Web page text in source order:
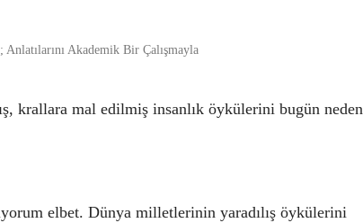
krallara mal edilmiş insanlık öykülerini bugün neden
elbet. Dünya milletlerinin yaradılış öykülerini